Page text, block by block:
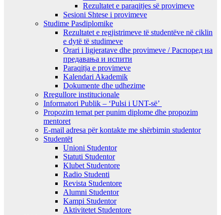
Rezultatet e paraqitjes së provimeve
Sesioni Shtese i provimeve
Studime Pasdiplomike
Rezultatet e regjistrimeve të studentëve në ciklin
e dytë të studimeve
Orari i ligjeratave dhe provimeve / Распоред на
предавањa и испити
Paraqitja e provimeve
Kalendari Akademik
Dokumente dhe udhezime
Rregullore institucionale
Informatori Publik – ‘Pulsi i UNT-së’
Propozim temat per punim diplome dhe propozim
mentoret
E-mail adresa për kontakte me shërbimin studentor
Studentët
Unioni Studentor
Statuti Studentor
Klubet Studentore
Radio Studenti
Revista Studentore
Alumni Studentor
Kampi Studentor
Aktivitetet Studentore